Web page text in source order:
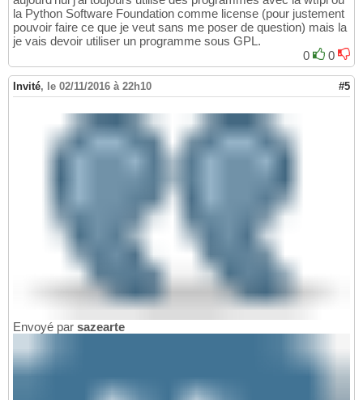
la Python Software Foundation comme license (pour justement
pouvoir faire ce que je veut sans me poser de question) mais la
je vais devoir utiliser un programme sous GPL.
0
0
Invité, le 02/11/2016 à 22h10 #5
Envoyé par sazearte